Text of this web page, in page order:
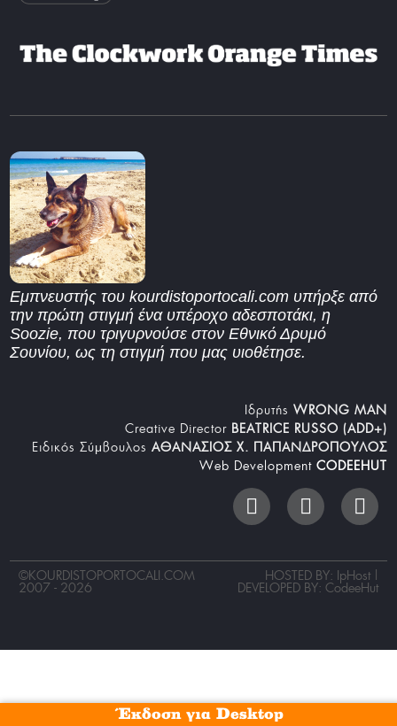
Έκδοση για Desktop
Εμπνευστής του kourdistoportocali.com υπήρξε από
την πρώτη στιγμή ένα υπέροχο αδεσποτάκι, η
Soozie, που τριγυρνούσε στον Εθνικό Δρυμό
Σουνίου, ως τη στιγμή που μας υιοθέτησε.
Iδρυτής WRONG MAN
Creative Director BEATRICE RUSSO (ADD+)
Ειδικός Σύμβουλος ΑΘΑΝΑΣΙΟΣ Χ. ΠΑΠΑΝΔΡΟΠΟΥΛΟΣ
Web Development CODEEHUT
©KOURDISTOPORTOCALI.COM
2007 - 2026
HOSTED BY: IpHost |
DEVELOPED BY: CodeeHut